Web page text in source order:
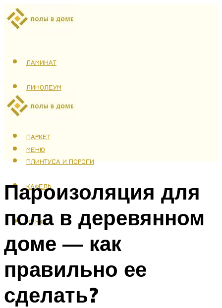
ЛАМИНАТ
ЛИНОЛЕУМ
ТЕПЛЫЙ ПОЛ
ПАРКЕТ
ПЛИНТУСА И ПОРОГИ
КАФЕЛЬ
МЕНЮ
МЕНЮ
Пароизоляция для
пола в деревянном
доме — как
правильно ее
сделать?